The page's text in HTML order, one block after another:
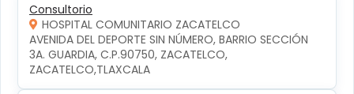
Consultorio
HOSPITAL COMUNITARIO ZACATELCO
AVENIDA DEL DEPORTE SIN NÚMERO, BARRIO SECCIÓN
3A. GUARDIA, C.P.90750, ZACATELCO,
ZACATELCO,TLAXCALA